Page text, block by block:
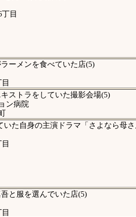
目
ーメンを食べていた店(5)
ストラをしていた撮影会場(5)
ン病院
た自身の主演ドラマ「さよなら母
と服を選んでいた店(5)